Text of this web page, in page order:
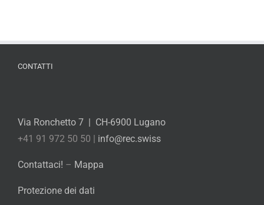
CONTATTI
Via Ronchetto 7 | CH-6900 Lugano
+41 91 972 50 50 | info@rec.swiss
Contattaci! – Mappa
Protezione dei dati